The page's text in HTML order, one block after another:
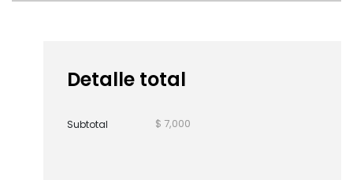
Detalle total
Subtotal $ 7,000